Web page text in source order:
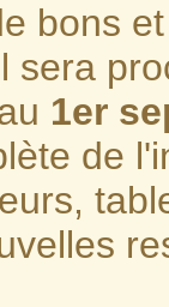
bons
sera
1er
de